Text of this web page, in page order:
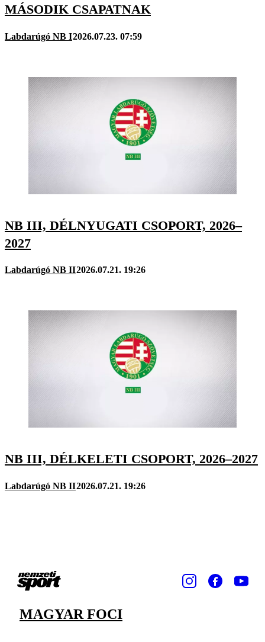
MÁSODIK CSAPATNAK
Labdarúgó NB I2026.07.23. 07:59
NB III, DÉLNYUGATI CSOPORT, 2026–
2027
Labdarúgó NB II2026.07.21. 19:26
NB III, DÉLKELETI CSOPORT, 2026–2027
Labdarúgó NB II2026.07.21. 19:26
MAGYAR FOCI